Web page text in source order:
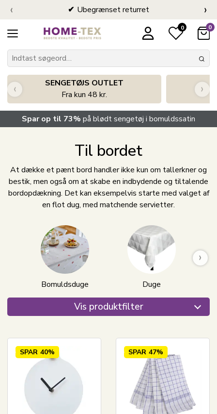
Ubegrænset returret
‹ ›
0 0
SENGETØJS OUTLET
Fra kun 48 kr.
‹ ›
Spar op til 73% på blødt sengetøj i bomuldssatin
Til bordet
At dække et pænt bord handler ikke kun om tallerkner og
bestik, men også om at skabe en indbydende og tiltalende
bordopdækning. Det kan eksempelvis starte med valget af
en flot dug, med matchende servietter.
Bomuldsduge Duge
›
Vis produktfilter
SPAR 40% SPAR 47%